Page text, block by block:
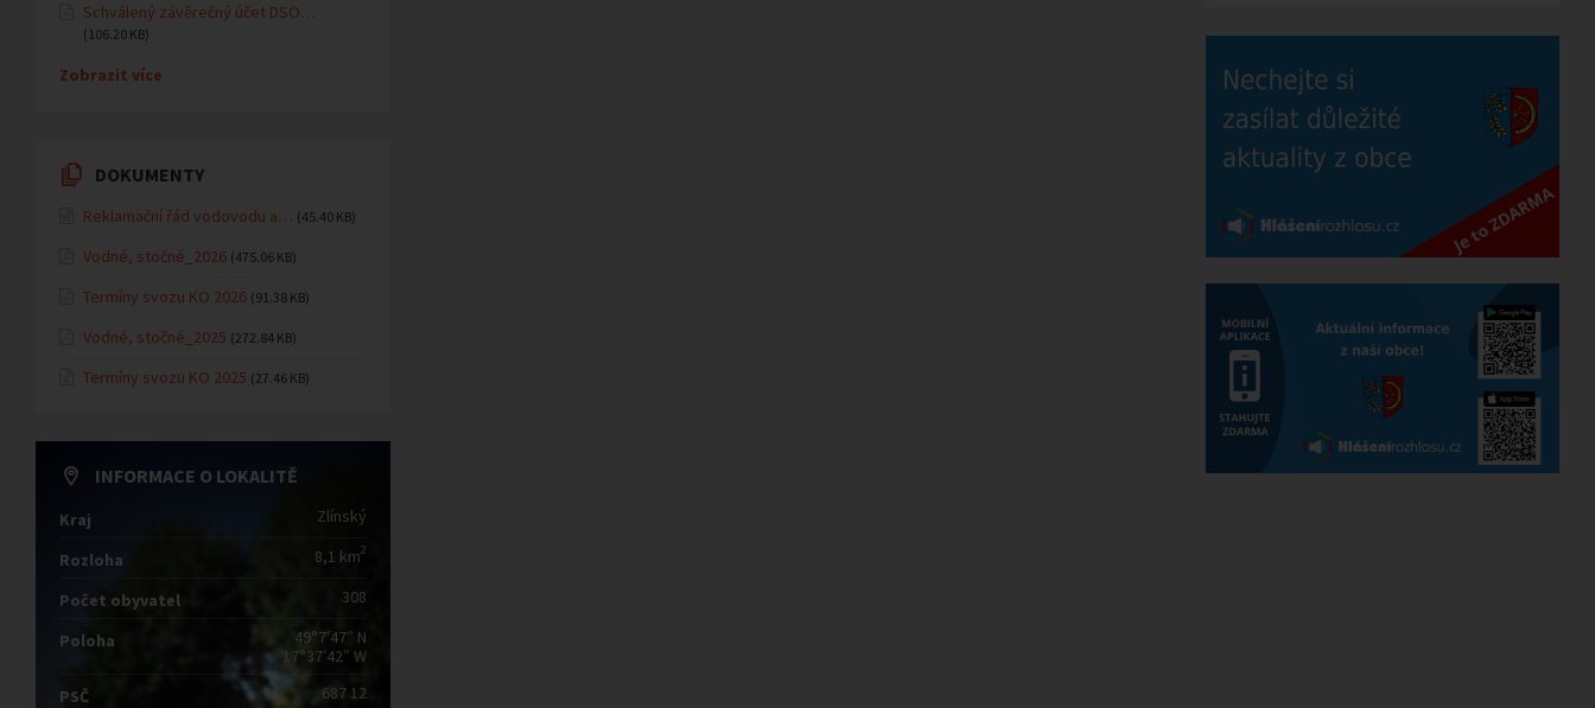
Schválený závěrečný účet DSO…
(106.20 KB)
Zobrazit více
DOKUMENTY
Reklamační řád vodovodu a… (45.40 KB)
Vodné, stočné_2026 (475.06 KB)
Termíny svozu KO 2026 (91.38 KB)
Vodné, stočné_2025 (272.84 KB)
Termíny svozu KO 2025 (27.46 KB)
INFORMACE O LOKALITĚ
Kraj Zlínský
Rozloha 8,1 km2
Počet obyvatel 308
Poloha
49°7′47″ N
17°37′42″ W
PSČ
687 12